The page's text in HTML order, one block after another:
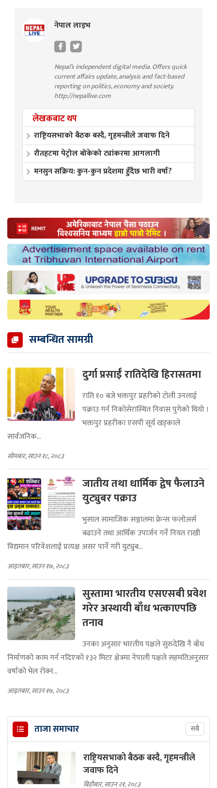
नेपाल लाइभ
Nepal’s independent digital media. Offers quick
current affairs update, analysis and fact-based
reporting on politics, economy and society.
http://nepallive.com
लेखकबाट थप
राष्ट्रियसभाको बैठक बस्दै, गृहमन्त्रीले जवाफ दिने
रौतहटमा पेट्रोल बोकेको ट्यांकरमा आगलागी
मनसुन सक्रिय: कुन-कुन प्रदेशमा हुँदैछ भारी वर्षा?
सम्बन्धित सामग्री
दुर्गा प्रसाईँ रातिदेखि हिरासतमा
राति १० बजे भक्तपुर प्रहरीको टोली उनलाई
पक्राउ गर्न निकोसेरास्थित निवास पुगेको थियो ।
भक्तपुर प्रहरीका एसपी सूर्य खड्काले
सार्वजनिक...
सोमबार, साउन १८, २०८३
जातीय तथा धार्मिक द्वेष फैलाउने
युट्युबर पक्राउ
भुसाल सामाजिक सञ्जालमा फ्रेन्स फलोअर्स
बढाउने तथा आर्थिक उपार्जन गर्ने नियत राखी
विद्यमान परिवेशलाई प्रत्यक्ष असर पार्ने गरी युट्युब...
आइतबार, साउन १७, २०८३
सुस्तामा भारतीय एसएसबी प्रवेश
गरेर अस्थायी बाँध भत्काएपछि
तनाव
उनका अनुसार भारतीय पक्षले सुरुदेखि नै बाँध
निर्माणको काम गर्न नदिएको १३२ मिटर क्षेत्रमा नेपाली पक्षले सहमतिअनुसार
वर्षाको भेल रोक्न...
आइतबार, साउन १७, २०८३
ताजा समाचार सबै
राष्ट्रियसभाको बैठक बस्दै, गृहमन्त्रीले
जवाफ दिने
बिहीबार, साउन २१, २०८३